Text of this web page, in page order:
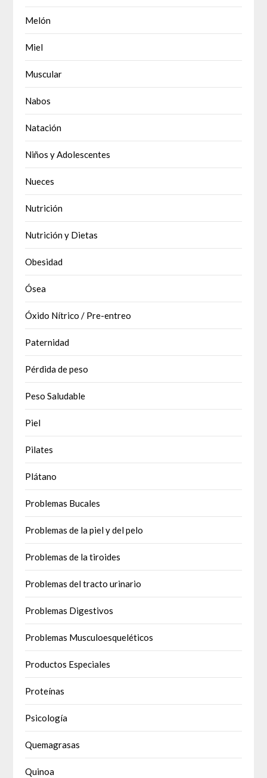
Melón
Miel
Muscular
Nabos
Natación
Niños y Adolescentes
Nueces
Nutrición
Nutrición y Dietas
Obesidad
Ósea
Óxido Nítrico / Pre-entreo
Paternidad
Pérdida de peso
Peso Saludable
Piel
Pilates
Plátano
Problemas Bucales
Problemas de la piel y del pelo
Problemas de la tiroides
Problemas del tracto urinario
Problemas Digestivos
Problemas Musculoesqueléticos
Productos Especiales
Proteínas
Psicología
Quemagrasas
Quinoa